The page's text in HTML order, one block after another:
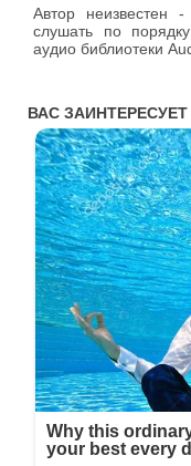
Автор неизвестен
слушать по
аудио библиотеки